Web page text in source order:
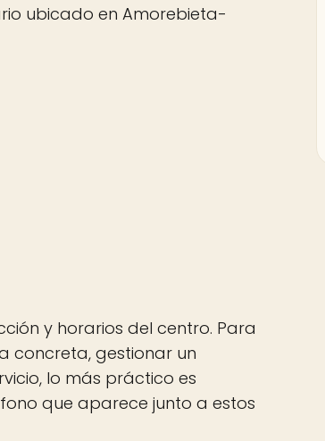
ubicado en Amorebieta-
y horarios del centro. Para
concreta, gestionar un
lo más práctico es
que aparece junto a estos